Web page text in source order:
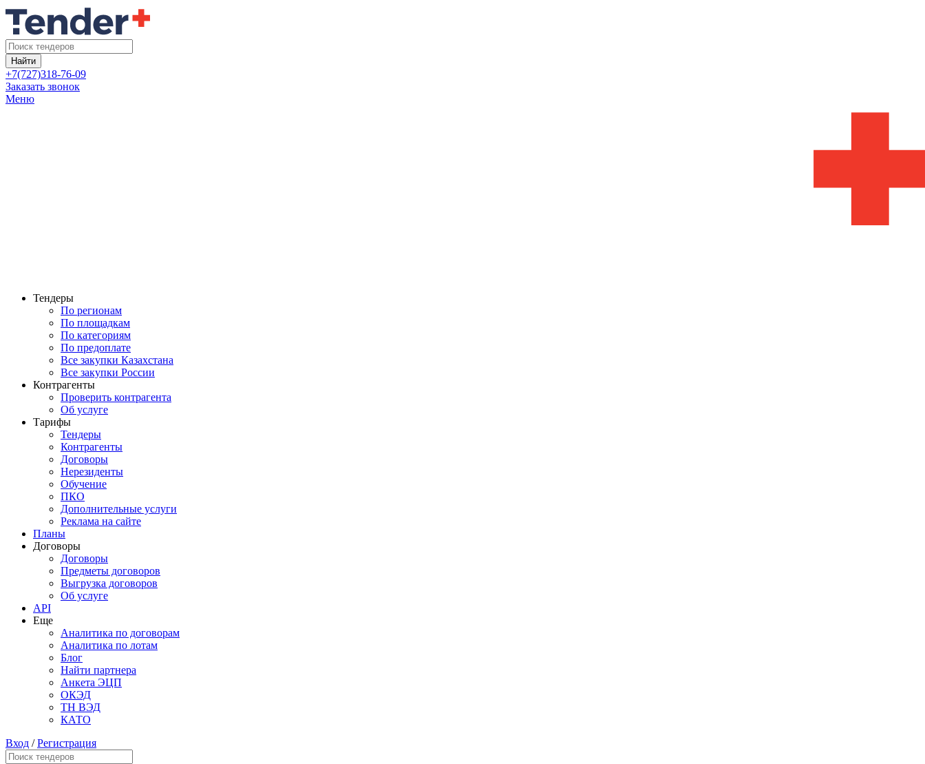
Найти
+7(727)318-76-09
Заказать звонок
Меню
Тендеры
По регионам
По площадкам
По категориям
По предоплате
Все закупки Казахстана
Все закупки России
Контрагенты
Проверить контрагента
Об услуге
Тарифы
Тендеры
Контрагенты
Договоры
Нерезиденты
Обучение
ПКО
Дополнительные услуги
Реклама на сайте
Планы
Договоры
Договоры
Предметы договоров
Выгрузка договоров
Об услуге
API
Еще
Аналитика по договорам
Аналитика по лотам
Блог
Найти партнера
Анкета ЭЦП
ОКЭД
ТН ВЭД
КАТО
Вход /Регистрация